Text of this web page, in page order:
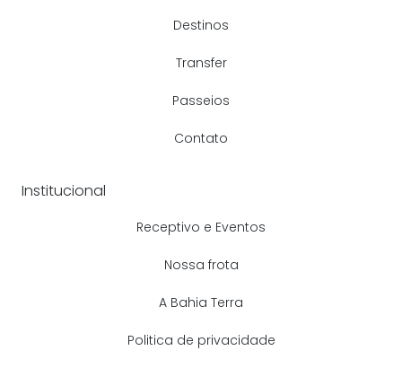
Institucional
Receptivo e Eventos
Nossa frota
A Bahia Terra
Politica de privacidade
Destinos
Transfer
Passeios
Contato